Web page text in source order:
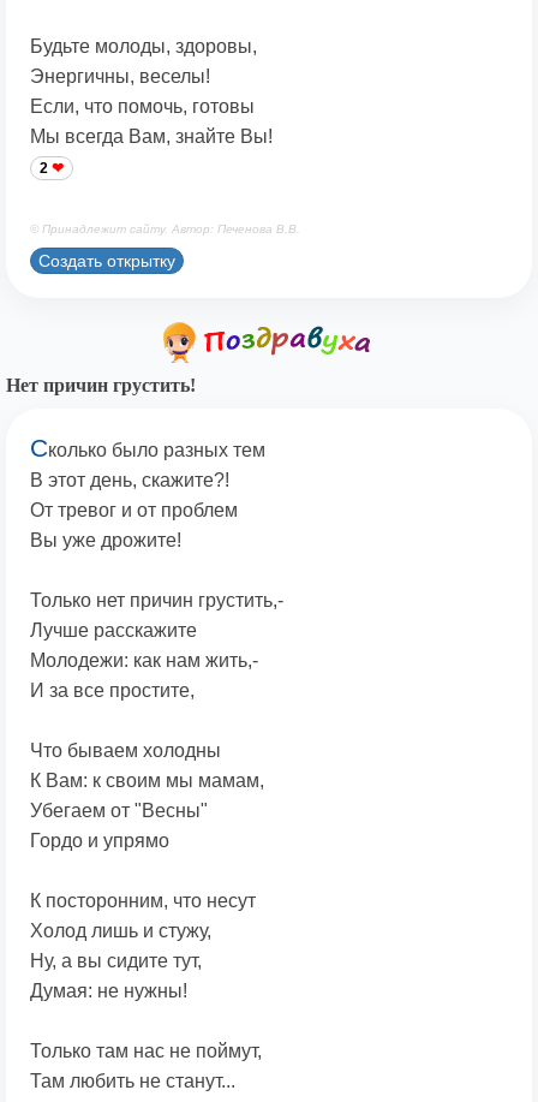
Будьте молоды, здоровы,
Энергичны, веселы!
Если, что помочь, готовы
Мы всегда Вам, знайте Вы!
2
© Принадлежит сайту. Автор: Печенова В.В.
Создать открытку
Нет причин грустить!
Сколько было разных тем
В этот день, скажите?!
От тревог и от проблем
Вы уже дрожите!
Только нет причин грустить,-
Лучше расскажите
Молодежи: как нам жить,-
И за все простите,
Что бываем холодны
К Вам: к своим мы мамам,
Убегаем от "Весны"
Гордо и упрямо
К посторонним, что несут
Холод лишь и стужу,
Ну, а вы сидите тут,
Думая: не нужны!
Только там нас не поймут,
Там любить не станут...